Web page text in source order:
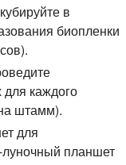
в
биопленки
для каждого
штамм).
для
луночный планшет